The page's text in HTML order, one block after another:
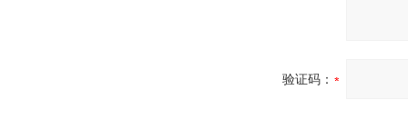
验证码：